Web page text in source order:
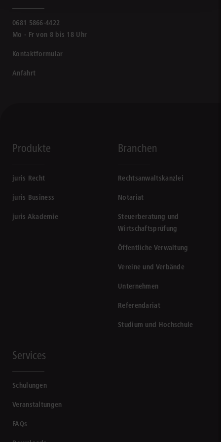
0681 5866-4422
Mo - Fr von 8 bis 18 Uhr
Kontaktformular
Anfahrt
Produkte
juris Recht
juris Business
juris Akademie
Branchen
Rechtsanwaltskanzlei
Notariat
Steuerberatung und
Wirtschaftsprüfung
Öffentliche Verwaltung
Vereine und Verbände
Unternehmen
Referendariat
Studium und Hochschule
Services
Schulungen
Veranstaltungen
FAQs